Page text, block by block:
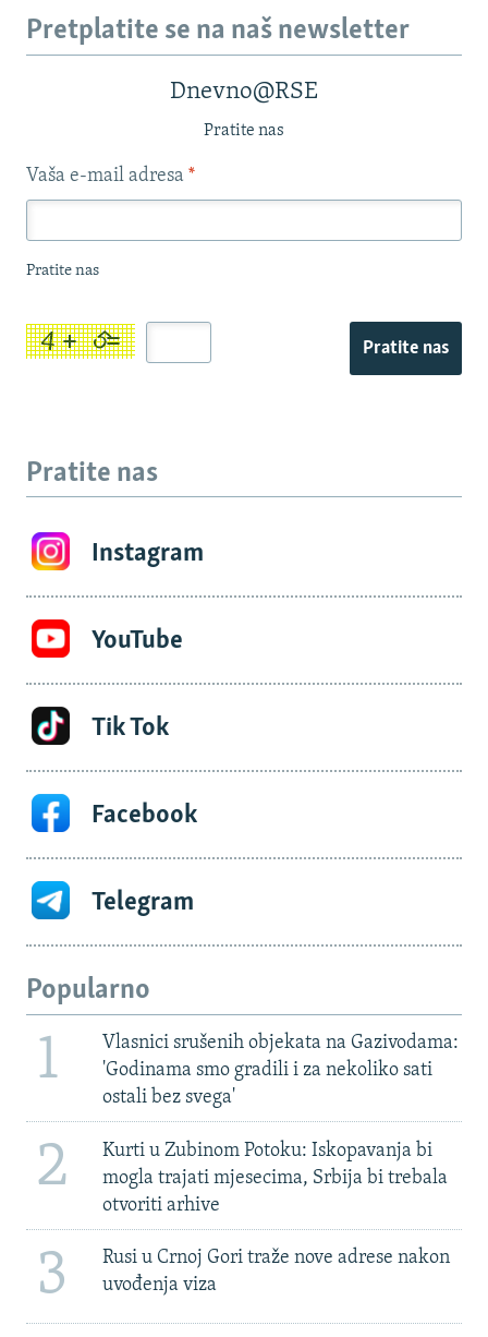
Pretplatite se na naš newsletter
Dnevno@RSE
Pratite nas
Vaša e-mail adresa *
Pratite nas
Pratite nas
Pratite nas
Instagram
YouTube
Tik Tok
Facebook
Telegram
Popularno
1
Vlasnici srušenih objekata na Gazivodama:
'Godinama smo gradili i za nekoliko sati
ostali bez svega'
2
Kurti u Zubinom Potoku: Iskopavanja bi
mogla trajati mjesecima, Srbija bi trebala
otvoriti arhive
3
Rusi u Crnoj Gori traže nove adrese nakon
uvođenja viza